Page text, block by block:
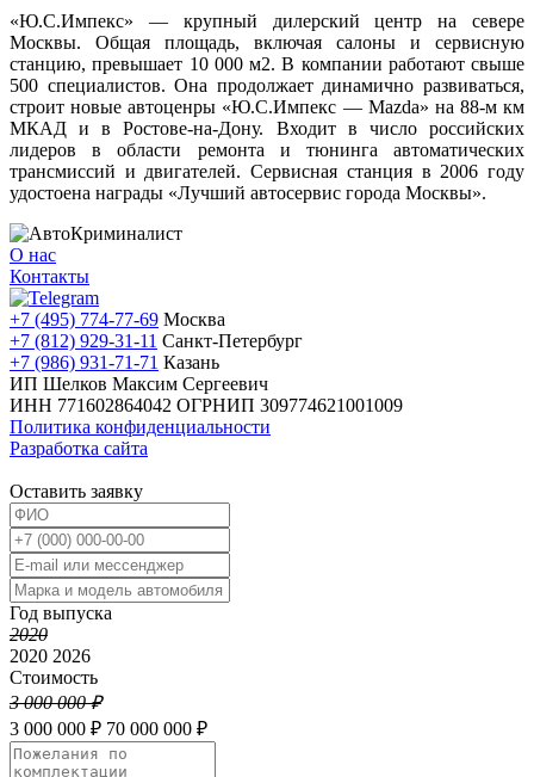
«Ю.С.Импекc» — крупный дилерский центр на севере
Москвы. Общая площадь, включая салоны и сервисную
станцию, превышает 10 000 м2. В компании работают свыше
500 специалистов. Она продолжает динамично развиваться,
строит новые автоценры «Ю.С.Импекс — Mazda» на 88-м км
МКАД и в Ростове-на-Дону. Входит в число российских
лидеров в области ремонта и тюнинга автоматических
трансмиссий и двигателей. Сервисная станция в 2006 году
удостоена награды «Лучший автосервис города Москвы».
О нас
Контакты
+7 (495) 774-77-69 Москва
+7 (812) 929-31-11 Санкт-Петербург
+7 (986) 931-71-71 Казань
ИП Шелков Максим Сергеевич
ИНН 771602864042 ОГРНИП 309774621001009
Политика конфиденциальности
Разработка сайта
Оставить заявку
Год выпуска
2020
2020 2026
Стоимость
3 000 000 ₽
3 000 000 ₽ 70 000 000 ₽